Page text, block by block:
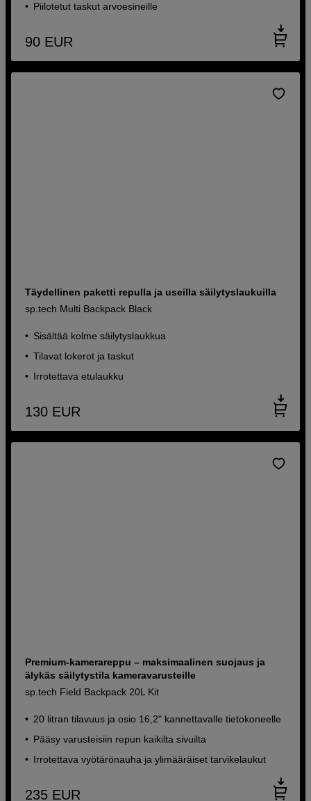
Piilotetut taskut arvoesineille
90 EUR
Täydellinen paketti repulla ja useilla säilytyslaukuilla
sp.tech Multi Backpack Black
Sisältää kolme säilytyslaukkua
Tilavat lokerot ja taskut
Irrotettava etulaukku
130 EUR
Premium-kamerareppu – maksimaalinen suojaus ja
älykäs säilytystila kameravarusteille
sp.tech Field Backpack 20L Kit
20 litran tilavuus ja osio 16,2" kannettavalle tietokoneelle
Pääsy varusteisiin repun kaikilta sivuilta
Irrotettava vyötärönauha ja ylimääräiset tarvikelaukut
235 EUR